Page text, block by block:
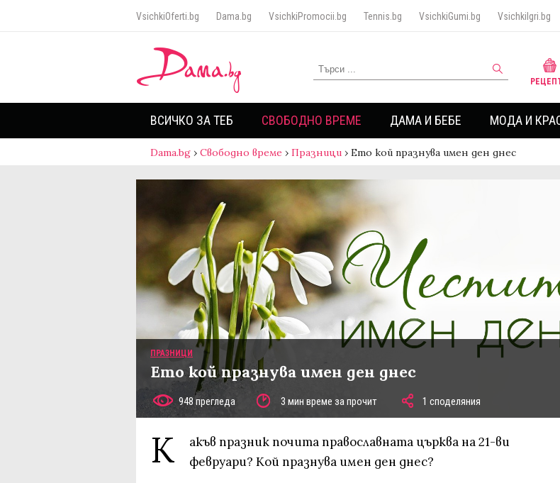
VsichkiOferti.bg Dama.bg VsichkiPromocii.bg Tennis.bg VsichkiGumi.bg VsichkiIgri.bg
ВСИЧКО ЗА ТЕБ СВОБОДНО ВРЕМЕ ДАМА И БЕБЕ МОДА И
Dama.bg › Свободно време › Празници › Ето кой празнува имен ден днес
ПРАЗНИЦИ
Ето кой празнува имен ден днес
948 прегледа 3 мин време за прочит 1 споделяния
К
акъв празник почита православната църква на 21-ви
февруари? Кой празнува имен ден днес?